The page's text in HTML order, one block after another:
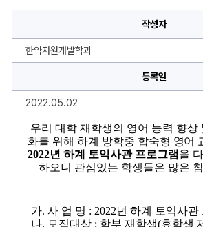
신
사
2022
사
작성자
한약자원개발학과
등록일
2022.05.02
우리 대학 재학생의 영어 능력 향상
화를 위해 하계 방학중 합숙형 영어
2022년 하계 토익사관 프로그램을
하오니 관심있는 학생들은 많은
가. 사 업 명 : 2022년 하계 토익사관
나. 모집대상 : 학부 재학생(휴학생